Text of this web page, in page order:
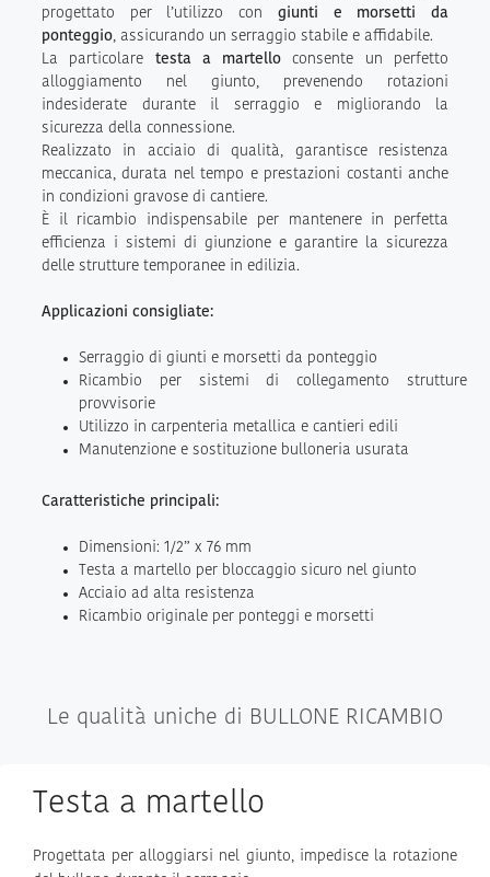
progettato per l’utilizzo con giunti e morsetti da
ponteggio, assicurando un serraggio stabile e affidabile.
La particolare testa a martello consente un perfetto
alloggiamento nel giunto, prevenendo rotazioni
indesiderate durante il serraggio e migliorando la
sicurezza della connessione.
Realizzato in acciaio di qualità, garantisce resistenza
meccanica, durata nel tempo e prestazioni costanti anche
in condizioni gravose di cantiere.
È il ricambio indispensabile per mantenere in perfetta
efficienza i sistemi di giunzione e garantire la sicurezza
delle strutture temporanee in edilizia.
Applicazioni consigliate:
Serraggio di giunti e morsetti da ponteggio
Ricambio per sistemi di collegamento strutture
provvisorie
Utilizzo in carpenteria metallica e cantieri edili
Manutenzione e sostituzione bulloneria usurata
Caratteristiche principali:
Dimensioni: 1/2” x 76 mm
Testa a martello per bloccaggio sicuro nel giunto
Acciaio ad alta resistenza
Ricambio originale per ponteggi e morsetti
Le qualità uniche di BULLONE RICAMBIO
Testa a martello
Progettata per alloggiarsi nel giunto, impedisce la rotazione